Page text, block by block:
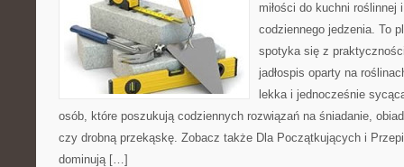
miłości do kuchni roślinnej
codziennego jedzenia. To
spotyka się z
jadłospis oparty na
lekka i jednocześnie
osób, które poszukują codziennych rozwiązań na śniadanie,
czy drobną przekąskę. Zobacz także Dla Początkujących i
dominują […]